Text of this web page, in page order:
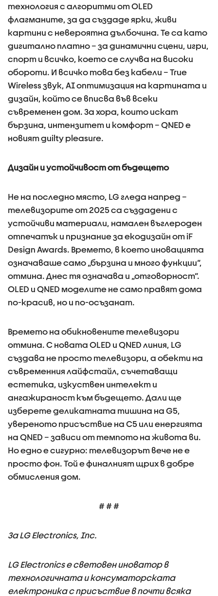
технология с алгоритми от OLED
флагманите, за да създаде ярки, живи
картини с невероятна дълбочина. Те са като
дигитално платно – за динамични сцени, игри,
спорт и всичко, което се случва на високи
обороти. И всичко това без кабели – True
Wireless звук, AI оптимизация на картината и
дизайн, който се вписва във всеки
съвременен дом. За хора, които искат
бързина, интензитет и комфорт – QNED е
новият guilty pleasure.
Дизайн и устойчивост от бъдещето
Не на последно място, LG гледа напред –
телевизорите от 2025 са създадени с
устойчиви материали, намален въглероден
отпечатък и признание за екодизайн от iF
Design Awards. Времето, в което иновацията
означаваше само „бързина и много функции“,
отмина. Днес тя означава и „отговорност“.
OLED и QNED моделите не само правят дома
по-красив, но и по-осъзанат.
Времето на обикновените телевизори
отмина. С новата OLED и QNED линия, LG
създава не просто телевизори, а обекти на
съвременния лайфстайл, съчетаващи
естетика, изкуствен интелект и
ангажираност към бъдещето. Дали ще
изберете деликатната тишина на G5,
увереното присъствие на C5 или енергията
на QNED – зависи от темпото на живота ви.
Но едно е сигурно: телевизорът вече не е
просто фон. Той е финалният щрих в добре
обмисления дом.
# # #
За LG Electronics, Inc.
LG Electronics е световен иноватор в
технологичната и консуматорската
електроника с присъствие в почти всяка